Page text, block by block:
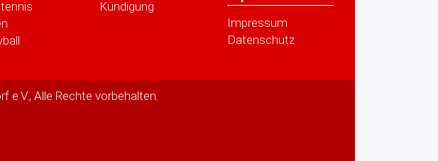
Kündigung
Impressum
Datenschutz
Alle Rechte vorbehalten.